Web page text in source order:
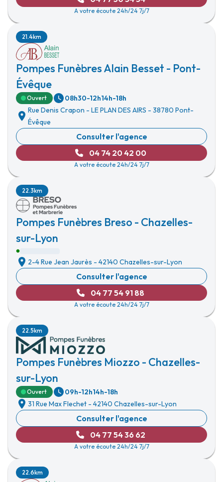
A votre écoute 24h/24 7j/7
Pompes Funèbres Alain Besset - Pont-
Évêque
21.4km
Ouvert 08h30-12h14h-18h
Rue Denis Crapon - LE PLAN DES AIRS - 38780 Pont-
Évêque
Consulter l'agence
04 74 20 42 00
A votre écoute 24h/24 7j/7
Pompes Funèbres Breso - Chazelles-
sur-Lyon
22.3km
2-4 Rue Jean Jaurès - 42140 Chazelles-sur-Lyon
Consulter l'agence
04 77 54 91 88
A votre écoute 24h/24 7j/7
Pompes Funèbres Miozzo - Chazelles-
sur-Lyon
22.5km
Ouvert 09h-12h14h-18h
31 Rue Max Flechet - 42140 Chazelles-sur-Lyon
Consulter l'agence
04 77 54 36 62
A votre écoute 24h/24 7j/7
22.6km